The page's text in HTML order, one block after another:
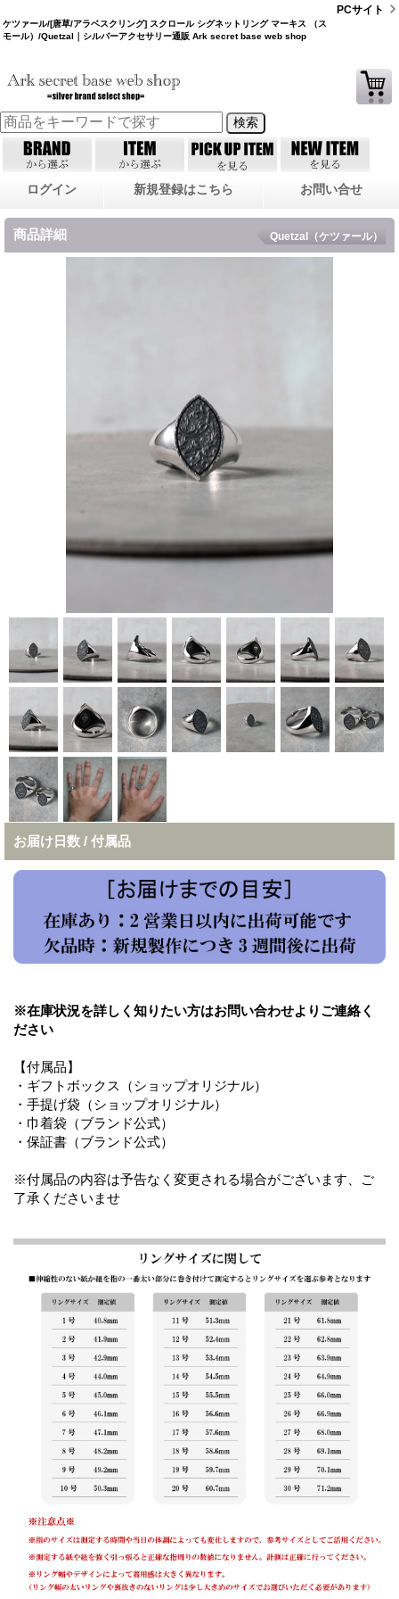
ケツァール/[唐草/アラベスクリング] スクロール シグネットリング マーキス （ス
モール）/Quetzal｜シルバーアクセサリー通販 Ark secret base web shop
PCサイト
ログイン 新規登録はこちら お問い合せ
商品詳細 Quetzal（ケツァール）
お届け日数 / 付属品
※在庫状況を詳しく知りたい方はお問い合わせよりご連絡く
ださい
【付属品】
・ギフトボックス（ショップオリジナル）
・手提げ袋（ショップオリジナル）
・巾着袋（ブランド公式）
・保証書（ブランド公式）
※付属品の内容は予告なく変更される場合がございます、ご
了承くださいませ